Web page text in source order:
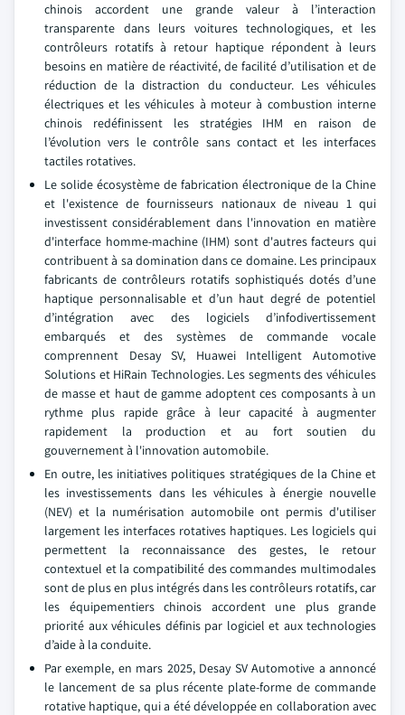
chinois accordent une grande valeur à l’interaction
transparente dans leurs voitures technologiques, et les
contrôleurs rotatifs à retour haptique répondent à leurs
besoins en matière de réactivité, de facilité d’utilisation et de
réduction de la distraction du conducteur. Les véhicules
électriques et les véhicules à moteur à combustion interne
chinois redéfinissent les stratégies IHM en raison de
l’évolution vers le contrôle sans contact et les interfaces
tactiles rotatives.
Le solide écosystème de fabrication électronique de la Chine
et l'existence de fournisseurs nationaux de niveau 1 qui
investissent considérablement dans l'innovation en matière
d'interface homme-machine (IHM) sont d'autres facteurs qui
contribuent à sa domination dans ce domaine. Les principaux
fabricants de contrôleurs rotatifs sophistiqués dotés d’une
haptique personnalisable et d’un haut degré de potentiel
d’intégration avec des logiciels d’infodivertissement
embarqués et des systèmes de commande vocale
comprennent Desay SV, Huawei Intelligent Automotive
Solutions et HiRain Technologies. Les segments des véhicules
de masse et haut de gamme adoptent ces composants à un
rythme plus rapide grâce à leur capacité à augmenter
rapidement la production et au fort soutien du
gouvernement à l'innovation automobile.
En outre, les initiatives politiques stratégiques de la Chine et
les investissements dans les véhicules à énergie nouvelle
(NEV) et la numérisation automobile ont permis d'utiliser
largement les interfaces rotatives haptiques. Les logiciels qui
permettent la reconnaissance des gestes, le retour
contextuel et la compatibilité des commandes multimodales
sont de plus en plus intégrés dans les contrôleurs rotatifs, car
les équipementiers chinois accordent une plus grande
priorité aux véhicules définis par logiciel et aux technologies
d’aide à la conduite.
Par exemple, en mars 2025, Desay SV Automotive a annoncé
le lancement de sa plus récente plate-forme de commande
rotative haptique, qui a été développée en collaboration avec